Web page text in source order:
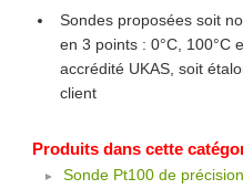
Sondes proposées soit
en 3 points : 0°C, 100°C
accrédité UKAS, soit
client
Produits dans cette
Sonde Pt100 de précision